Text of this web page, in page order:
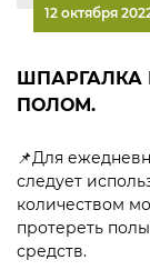
12 октября
ШПАРГАЛКА
ПОЛОМ.
📌Для
следует
количеством
протереть
средств.